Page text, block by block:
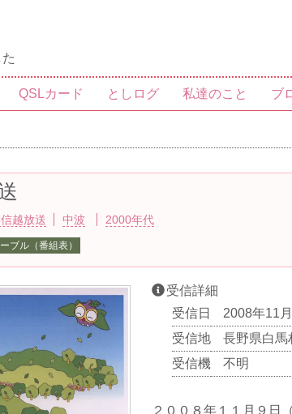
QSLカード としログ 私達のこと ブ
越放送 中波 2000年代
ブル（番組表）
受信詳細
受信日
2008年11
受信地
長野県白馬
受信機
不明
２００８年１１月９日